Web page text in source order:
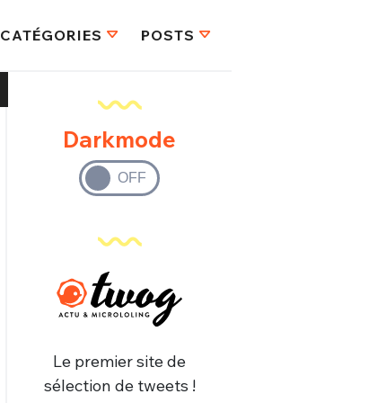
CATÉGORIES POSTS
Darkmode
Le premier site de
sélection de tweets !